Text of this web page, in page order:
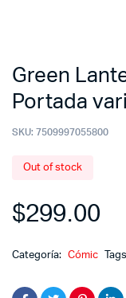
Green
Portada
SKU: 7509997055800
Out of stock
$299.00
Categoría: Cómic